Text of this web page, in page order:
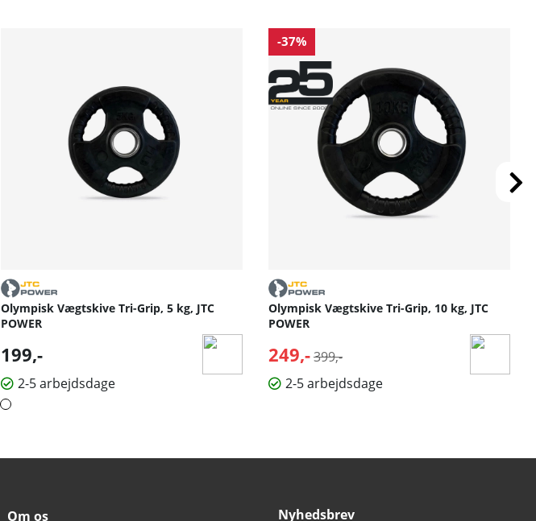
Olympisk Vægtskive Tri-Grip, 5 kg, JTC
POWER
199,-
2-5 arbejdsdage
-37%
Olympisk Vægtskive Tri-Grip, 10 kg, JTC
POWER
249,- Normalpris:
399,-
2-5 arbejdsdage
Om os Nyhedsbrev